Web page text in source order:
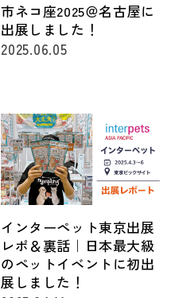
市ネコ座2025＠名古屋に
出展しました！
2025.06.05
インターペット東京出展
レポ＆裏話｜日本最大級
のペットイベントに初出
展しました！